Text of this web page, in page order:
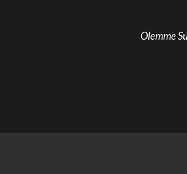
Olemme